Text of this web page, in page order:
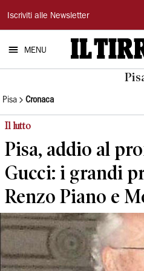
Il
Tirreno
Iscriviti alle Newsletter
MENU
Pisa Cronaca
Il lutto
Pisa, addio al
Gucci: i grandi
Renzo Piano e